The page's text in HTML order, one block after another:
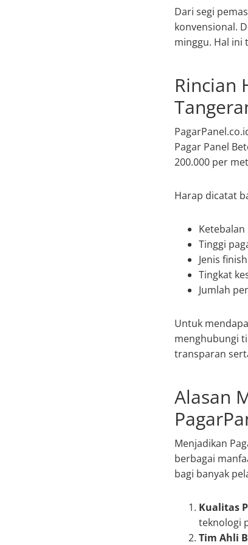
Dari segi
konvensional.
minggu. Hal ini
Rincian
Pagar Panel
200.000 per
Harap dicatat
Tinggi
Jenis
Tingkat
Jumlah
Untuk
menghubungi
transparan
Alasan
Menjadikan
berbagai
bagi banyak
Kualitas
teknologi
Tim Ahli